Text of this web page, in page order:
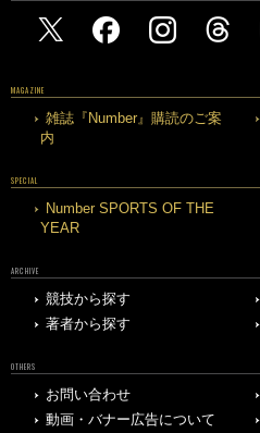
MAGAZINE
雑誌『Number』購読のご案
内
SPECIAL
Number SPORTS OF THE
YEAR
ARCHIVE
競技から探す
著者から探す
OTHERS
お問い合わせ
動画・バナー広告について